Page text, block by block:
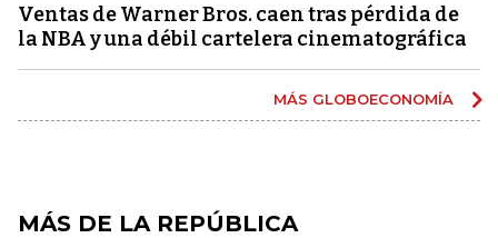
Ventas de Warner Bros. caen tras pérdida de
la NBA y una débil cartelera cinematográfica
MÁS GLOBOECONOMÍA
MÁS DE LA REPÚBLICA